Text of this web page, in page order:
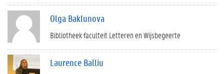
Olga Baklunova
Bibliotheek faculteit Letteren en Wijsbegeerte
Laurence Balliu